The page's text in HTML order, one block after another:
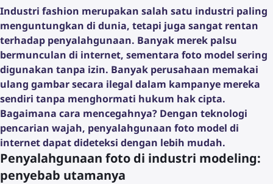
Industri fashion merupakan salah satu industri paling
menguntungkan di dunia, tetapi juga sangat rentan
terhadap penyalahgunaan. Banyak merek palsu
bermunculan di internet, sementara foto model sering
digunakan tanpa izin. Banyak perusahaan memakai
ulang gambar secara ilegal dalam kampanye mereka
sendiri tanpa menghormati hukum hak cipta.
Bagaimana cara mencegahnya? Dengan teknologi
pencarian wajah, penyalahgunaan foto model di
internet dapat dideteksi dengan lebih mudah.
Penyalahgunaan foto di industri modeling:
penyebab utamanya